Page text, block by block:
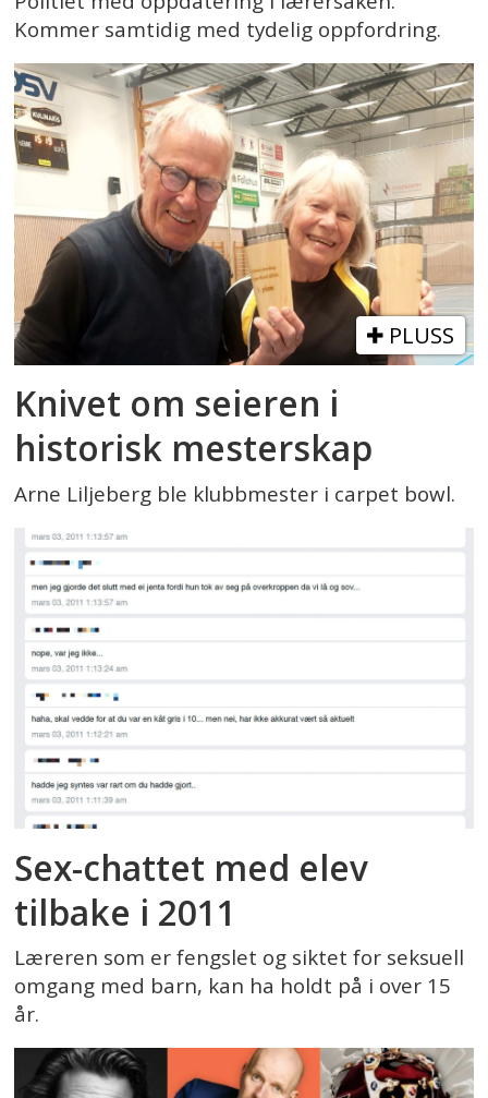
Kommer samtidig med tydelig oppfordring.
PLUSS
Knivet om seieren i
historisk mesterskap
Arne Liljeberg ble klubbmester i carpet bowl.
Sex-chattet med elev
tilbake i 2011
Læreren som er fengslet og siktet for seksuell
omgang med barn, kan ha holdt på i over 15
år.